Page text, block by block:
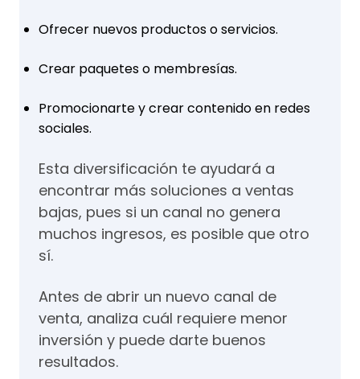
Ofrecer nuevos productos o servicios.
Crear paquetes o membresías.
Promocionarte y crear contenido en redes
sociales.
Esta diversificación te ayudará a
encontrar más soluciones a ventas
bajas, pues si un canal no genera
muchos ingresos, es posible que otro
sí.
Antes de abrir un nuevo canal de
venta, analiza cuál requiere menor
inversión y puede darte buenos
resultados.